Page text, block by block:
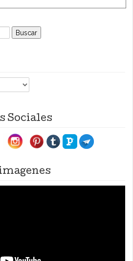
Sociales